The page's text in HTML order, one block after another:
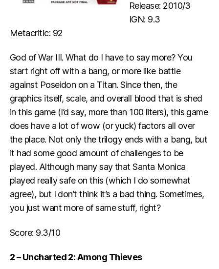
Release: 2010/3
IGN: 9.3
Metacritic: 92
God of War III. What do I have to say more? You
start right off with a bang, or more like battle
against Poseidon on a Titan. Since then, the
graphics itself, scale, and overall blood that is shed
in this game (I’d say, more than 100 liters), this game
does have a lot of wow (or yuck) factors all over
the place. Not only the trilogy ends with a bang, but
it had some good amount of challenges to be
played. Although many say that Santa Monica
played really safe on this (which I do somewhat
agree), but I don’t think it’s a bad thing. Sometimes,
you just want more of same stuff, right?
Score: 9.3/10
2 – Uncharted 2: Among Thieves